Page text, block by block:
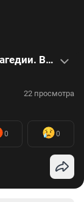
Обрушение казарм: 10 лет после трагедии. Видео
22 просмотра
0 0